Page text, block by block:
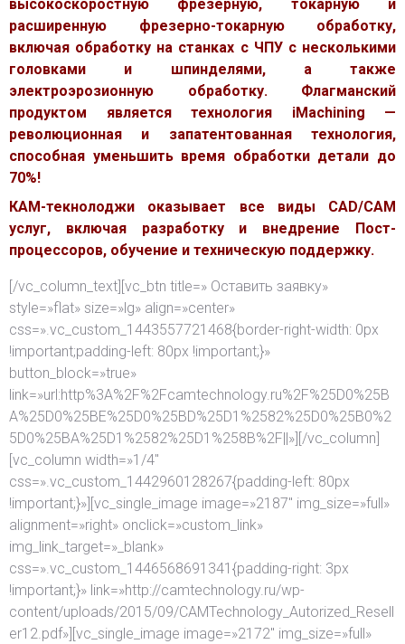
высокоскоростную фрезерную, токарную и
расширенную фрезерно-токарную обработку,
включая обработку на станках с ЧПУ с несколькими
головками и шпинделями, а также
электроэрозионную обработку. Флагманский
продуктом является технология iMachining —
революционная и запатентованная технология,
способная уменьшить время обработки детали до
70%!
КАМ-текнолоджи оказывает все виды CAD/CAM
услуг, включая разработку и внедрение Пост-
процессоров, обучение и техническую поддержку.
[/vc_column_text][vc_btn title=» Оставить заявку»
style=»flat» size=»lg» align=»center»
css=».vc_custom_1443557721468{border-right-width: 0px
!important;padding-left: 80px !important;}»
button_block=»true»
link=»url:http%3A%2F%2Fcamtechnology.ru%2F%25D0%25B
A%25D0%25BE%25D0%25BD%25D1%2582%25D0%25B0%2
5D0%25BA%25D1%2582%25D1%258B%2F||»][/vc_column]
[vc_column width=»1/4″
css=».vc_custom_1442960128267{padding-left: 80px
!important;}»][vc_single_image image=»2187″ img_size=»full»
alignment=»right» onclick=»custom_link»
img_link_target=»_blank»
css=».vc_custom_1446568691341{padding-right: 3px
!important;}» link=»http://camtechnology.ru/wp-
content/uploads/2015/09/CAMTechnology_Autorized_Resell
er12.pdf»][vc_single_image image=»2172″ img_size=»full»